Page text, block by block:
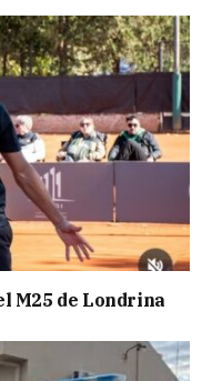
M25 de Londrina